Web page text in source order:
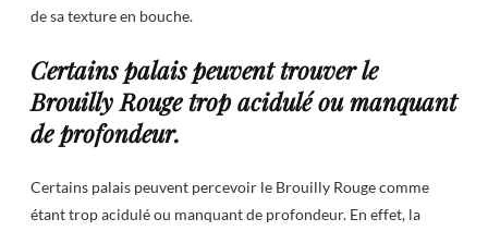
de sa texture en bouche.
Certains palais peuvent trouver le
Brouilly Rouge trop acidulé ou manquant
de profondeur.
Certains palais peuvent percevoir le Brouilly Rouge comme
étant trop acidulé ou manquant de profondeur. En effet, la